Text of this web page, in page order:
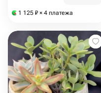
1 125 ₽ × 4 платежа